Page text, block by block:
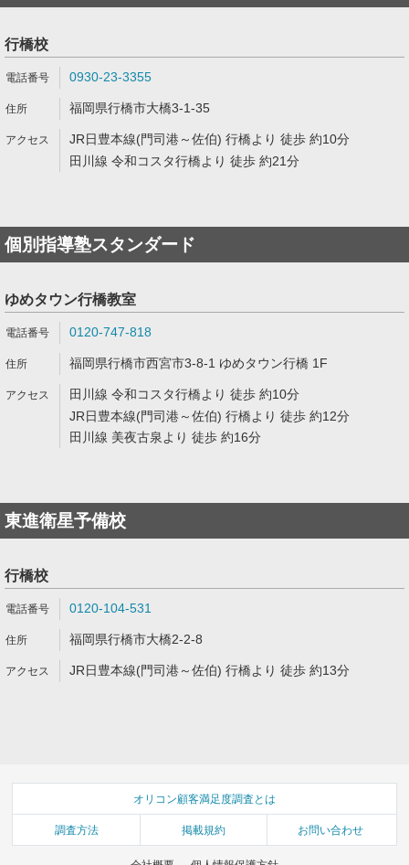
行橋校
0930-23-3355
福岡県行橋市大橋3-1-35
JR日豊本線(門司港～佐伯) 行橋より 徒歩 約10分
田川線 令和コスタ行橋より 徒歩 約21分
個別指導塾スタンダード
ゆめタウン行橋教室
0120-747-818
福岡県行橋市西宮市3-8-1 ゆめタウン行橋 1F
田川線 令和コスタ行橋より 徒歩 約10分
JR日豊本線(門司港～佐伯) 行橋より 徒歩 約12分
田川線 美夜古泉より 徒歩 約16分
東進衛星予備校
行橋校
0120-104-531
福岡県行橋市大橋2-2-8
JR日豊本線(門司港～佐伯) 行橋より 徒歩 約13分
オリコン顧客満足度調査とは
調査方法 掲載規約 お問い合わせ